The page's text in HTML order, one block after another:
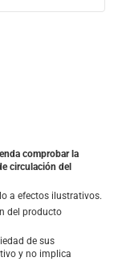
comprobar la
circulación del
a efectos ilustrativos.
del producto
de sus
y no implica